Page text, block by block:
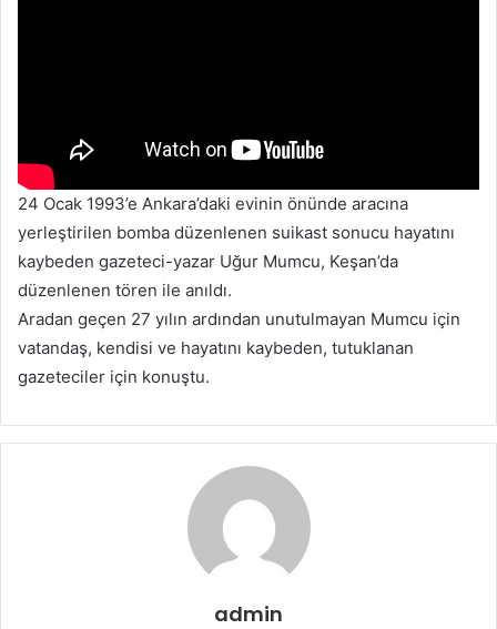
24 Ocak 1993’e Ankara’daki evinin önünde aracına
yerleştirilen bomba düzenlenen suikast sonucu hayatını
kaybeden gazeteci-yazar Uğur Mumcu, Keşan’da
düzenlenen tören ile anıldı.
Aradan geçen 27 yılın ardından unutulmayan Mumcu için
vatandaş, kendisi ve hayatını kaybeden, tutuklanan
gazeteciler için konuştu.
admin